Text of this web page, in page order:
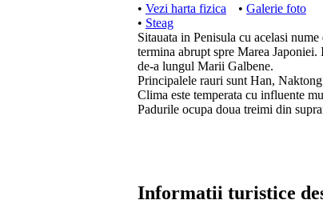
• Vezi harta fizica
• Steag
• Galerie foto
Sitauata in Penisula cu acelasi
termina abrupt spre Marea Japoniei.
de-a lungul Marii Galbene.
Principalele rauri sunt Han,
Clima este temperata cu influente
Padurile ocupa doua treimi din
Informatii turistice